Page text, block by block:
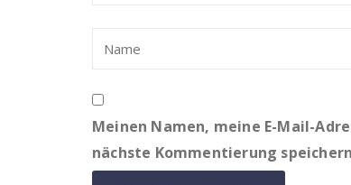
Meinen Namen, meine E-Mail-
nächste Kommentierung